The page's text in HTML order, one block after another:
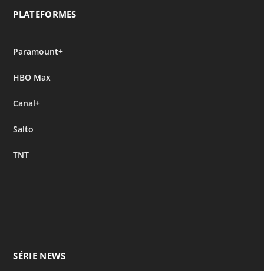
PLATEFORMES
Paramount+
HBO Max
Canal+
Salto
TNT
SÉRIE NEWS